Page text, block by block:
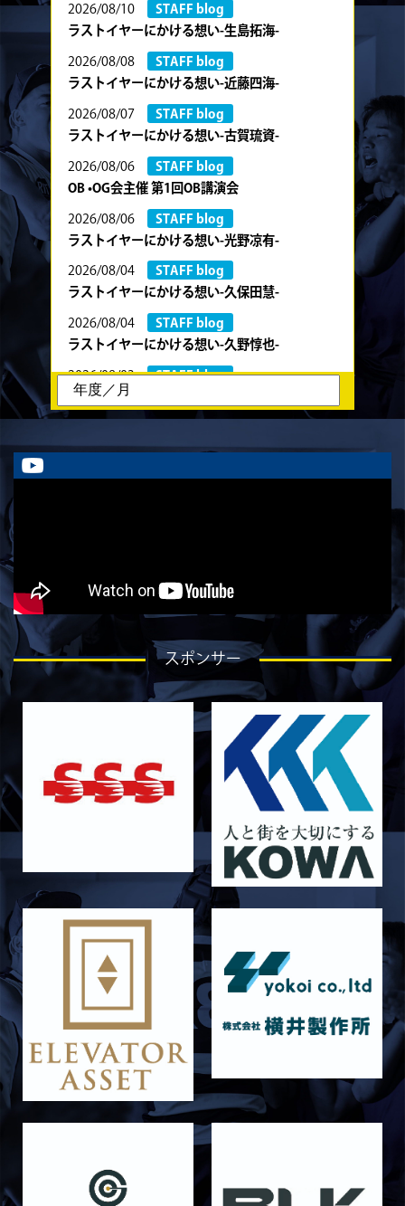
2026/08/10
STAFF blog
ラストイヤーにかける想い-生島拓海-
2026/08/08
STAFF blog
ラストイヤーにかける想い-近藤四海-
2026/08/07
STAFF blog
ラストイヤーにかける想い-古賀琉資-
2026/08/06
STAFF blog
OB •OG会主催 第1回OB講演会
2026/08/06
STAFF blog
ラストイヤーにかける想い-光野凉有-
2026/08/04
STAFF blog
ラストイヤーにかける想い-久保田慧-
2026/08/04
STAFF blog
ラストイヤーにかける想い-久野惇也-
2026/08/03
STAFF blog
ラストイヤーにかける想い-川部剛大-
ラストイヤーにかける想い-川畑直央征-
2026/08/01
STAFF blog
2026/07/30
STAFF blog
2026/07/28
STAFF blog
ラストイヤーにかける想い-石飛冬輝-
STAFF blog
ラストイヤーにかける想い-石岡泰一-
ラストイヤーにかける想い-芦塚悠大-
2026/07/25
STAFF blog
ラストイヤーにかける想い-青田宗久-
STAFF blog
2026/06/26
STAFF blog
【Rits Familyのバトン】vol. 2 稲西輝紀
2026/06/21
6月21日 京都大学
2026/06/19
STAFF blog
6月20日 花園大学
2026/06/16
STAFF blog
6月14日 島津製作所
STAFF blog
【Rits Familyのバトン】vol. 1 北村瞬太郎
スポンサー